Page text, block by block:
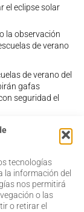
tecnologías
la información del
nos permitirá
o las
o retirar el
el eclipse solar
la observación
de verano
de verano del
gafas
seguridad el